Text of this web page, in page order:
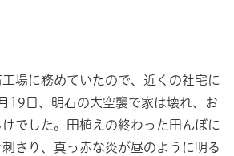
場に務めていたので、近くの社宅に
19日、明石の大空襲で家は壊れ、お
でした。田植えの終わった田んぼに
さり、真っ赤な炎が昼のように明る